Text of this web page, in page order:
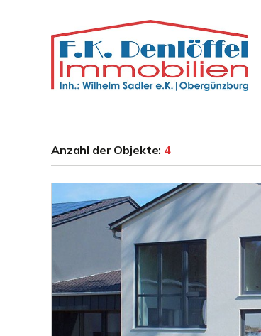
Anzahl der Objekte: 4